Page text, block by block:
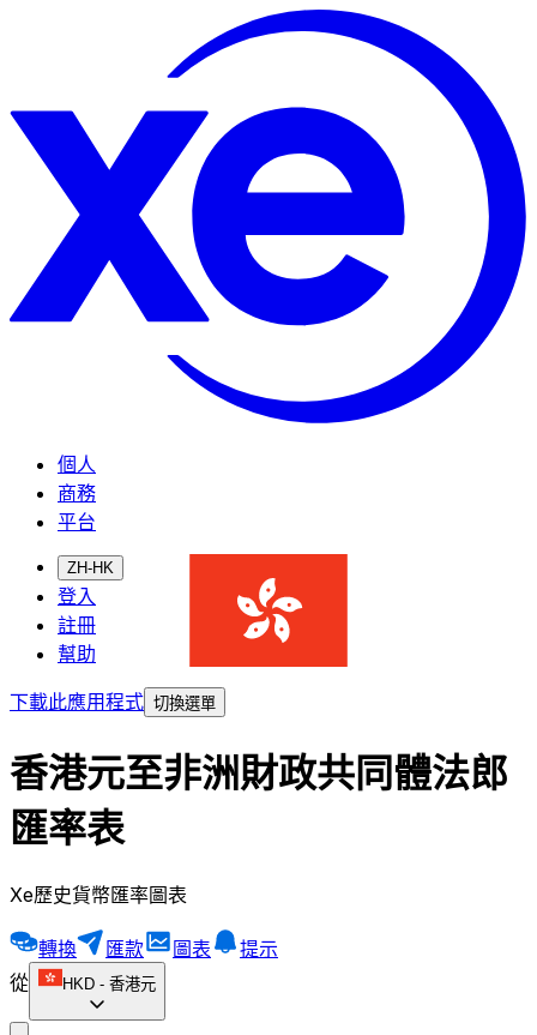
個人
商務
平台
ZH-HK
登入
註冊
幫助
下載此應用程式 切換選單
香港元至非洲財政共同體法郎
匯率表
Xe歷史貨幣匯率圖表
轉換 匯款 圖表
提示
從
HKD - 香港元